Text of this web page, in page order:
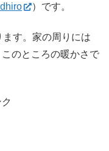
）です。
す。家の周りには
のところの暖かさで